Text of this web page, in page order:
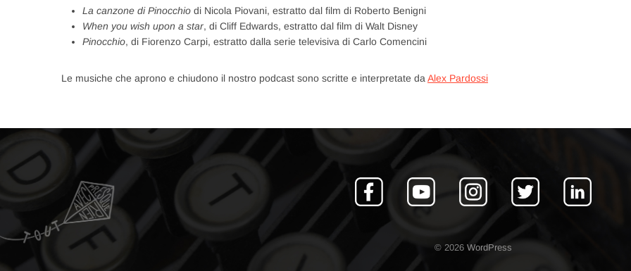
La canzone di Pinocchio di Nicola Piovani, estratto dal film di Roberto Benigni
When you wish upon a star, di Cliff Edwards, estratto dal film di Walt Disney
Pinocchio, di Fiorenzo Carpi, estratto dalla serie televisiva di Carlo Comencini
Le musiche che aprono e chiudono il nostro podcast sono scritte e interpretate da Alex Pardossi
© 2026 WordPress